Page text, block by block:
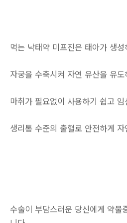
먹는 낙태약 미프진은 태아가 생
자궁을 수축시켜 자연 유산을 유
마취가 필요없이 사용하기 쉽고
생리통 수준의 출혈로 안전하게
수술이 부담스러운 당신에게 약물